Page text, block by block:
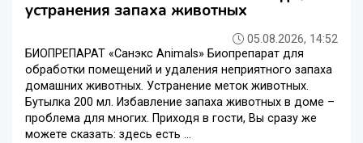
устранения запаха животных
05.08.2026, 14:52
БИОПРЕПАРАТ «Санэкс Animals» Биопрепарат для
обработки помещений и удаления неприятного запаха
домашних животных. Устранение меток животных.
Бутылка 200 мл. Избавление запаха животных в доме –
проблема для многих. Приходя в гости, Вы сразу же
можете сказать: здесь есть ...